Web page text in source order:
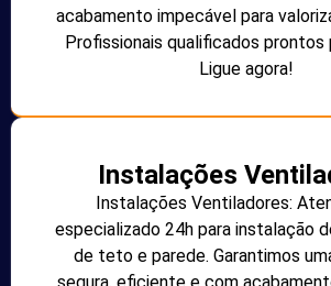
acabamento impecável para
Profissionais qualificados prontos
Ligue agora!
Instalações
Instalações Ventiladores:
especializado 24h para instalação
de teto e parede. Garantimos